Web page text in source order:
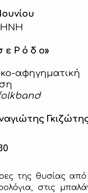
ε Ρ ό δ ο»
αφηγηματική
της θυσίας
στις